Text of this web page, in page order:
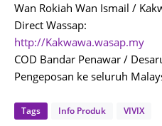
Wan Rokiah Wan Ismail /
Direct Wassap:
http://Kakwawa.wasap.my
COD Bandar Penawar /
Pengeposan ke seluruh
Tags Info Produk VIVIX